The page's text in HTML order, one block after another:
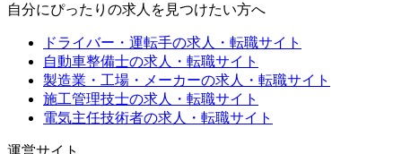
自分にぴったりの求人を見つけたい方へ
ドライバー・運転手の求人・転職サイト
自動車整備士の求人・転職サイト
製造業・工場・メーカーの求人・転職サイト
施工管理技士の求人・転職サイト
電気主任技術者の求人・転職サイト
運営サイト